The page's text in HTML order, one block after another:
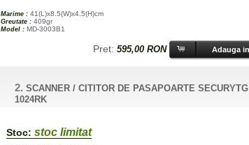
Marime : 41(L)x8.5(W)x4.5(H)cm
Greutate : 409gr
Model : MD-3003B1
Pret:595,00 RON
2.SCANNER / CITITOR DE PASAPOARTE SECURYTG
1024RK
Stoc: stoc limitat